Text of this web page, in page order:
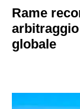
Rame
globale